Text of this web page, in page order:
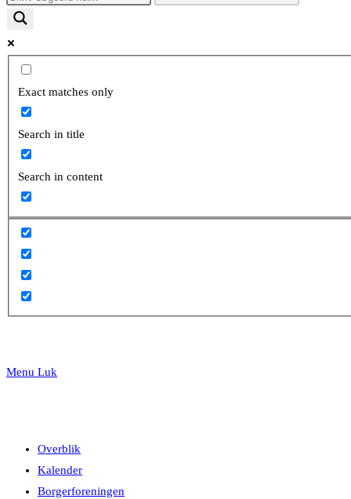
search
Exact matches only
Search in title
Search in content
Menu Luk
Overblik
Kalender
Borgerforeningen